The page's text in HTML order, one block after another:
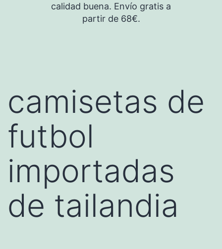
calidad buena. Envío gratis a
partir de 68€.
camisetas de
futbol
importadas
de tailandia